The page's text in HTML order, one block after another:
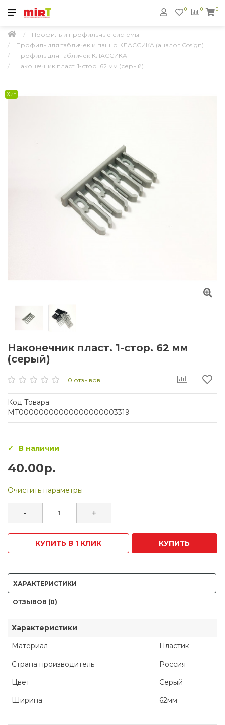
0
0 0
Профиль и профильные системы
Профиль для табличек и панно КЛАССИКА (аналог Cosign)
Профиль для табличек КЛАССИКА
Наконечник пласт. 1-стор. 62 мм (серый)
Хит
Наконечник пласт. 1-стор. 62 мм
(серый)
0 отзывов
Код Товара:
MT00000000000000000003319
В наличии
40.00р.
Очистить параметры
- +
КУПИТЬ В 1 КЛИК КУПИТЬ
ХАРАКТЕРИСТИКИ
ОТЗЫВОВ (0)
Характеристики
Материал
Пластик
Страна производитель
Россия
Цвет
Серый
Ширинa
62мм